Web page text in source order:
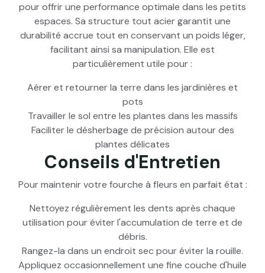
pour offrir une performance optimale dans les petits
espaces. Sa structure tout acier garantit une
durabilité accrue tout en conservant un poids léger,
facilitant ainsi sa manipulation. Elle est
particulièrement utile pour :
Aérer et retourner la terre dans les jardinières et
pots
Travailler le sol entre les plantes dans les massifs
Faciliter le désherbage de précision autour des
plantes délicates
Conseils d'Entretien
Pour maintenir votre fourche à fleurs en parfait état :
Nettoyez régulièrement les dents après chaque
utilisation pour éviter l'accumulation de terre et de
débris.
Rangez-la dans un endroit sec pour éviter la rouille.
Appliquez occasionnellement une fine couche d'huile